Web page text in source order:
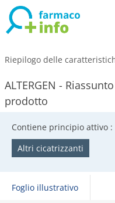
Riepilogo delle
ALTERGEN -
prodotto
Contiene principio attivo :
Altri cicatrizzanti
Foglio illustrativo